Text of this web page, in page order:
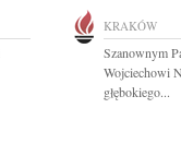
KRAKÓW
Szanownym
Wojciechowi
głębokiego...